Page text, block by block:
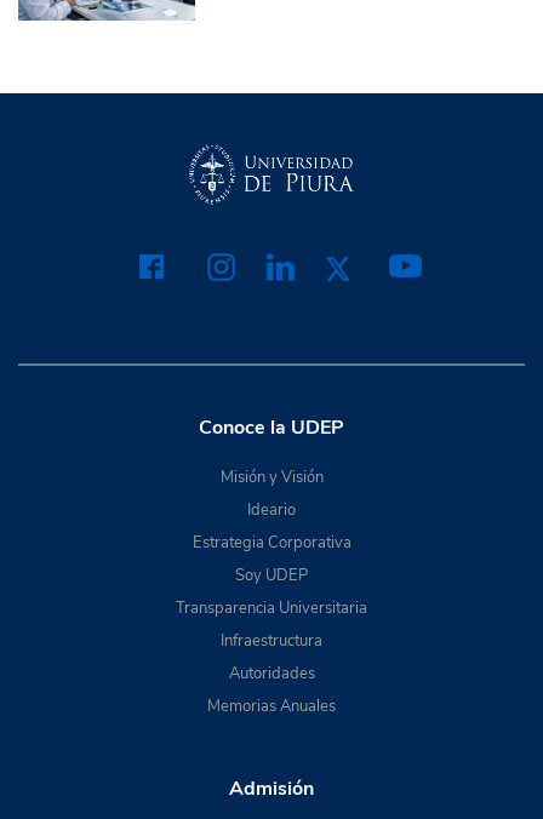
Conoce la UDEP
Misión y Visión
Ideario
Estrategia Corporativa
Soy UDEP
Transparencia Universitaria
Infraestructura
Autoridades
Memorias Anuales
Admisión